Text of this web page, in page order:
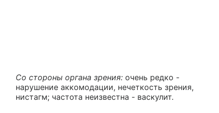
Со стороны органа зрения: очень редко -
нарушение аккомодации, нечеткость зрения,
нистагм; частота неизвестна - васкулит.